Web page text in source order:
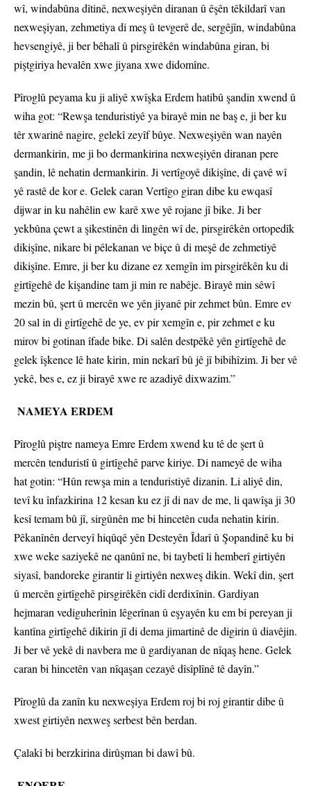
wî, windabûna dîtinê, nexweşiyên diranan û êşên têkildarî van
nexweşiyan, zehmetiya di meş û tevgerê de, sergêjîn, windabûna
hevsengiyê, ji ber bêhalî û pirsgirêkên windabûna giran, bi
piştgiriya hevalên xwe jiyana xwe didomîne.
Pîroglû peyama ku ji aliyê xwîşka Erdem hatibû şandin xwend û
wiha got: “Rewşa tenduristiyê ya birayê min ne baş e, ji ber ku
têr xwarinê nagire, gelekî zeyîf bûye. Nexweşiyên wan nayên
dermankirin, me ji bo dermankirina nexweşiyên diranan pere
şandin, lê nehatin dermankirin. Ji vertîgoyê dikişîne, di çavê wî
yê rastê de kor e. Gelek caran Vertîgo giran dibe ku ewqasî
dijwar in ku nahêlin ew karê xwe yê rojane jî bike. Ji ber
yekbûna çewt a şikestinên di lingên wî de, pirsgirêkên ortopedîk
dikişîne, nikare bi pêlekanan ve biçe û di meşê de zehmetiyê
dikişîne. Emre, ji ber ku dizane ez xemgîn im pirsgirêkên ku di
girtîgehê de kişandine tam ji min re nabêje. Birayê min sêwî
mezin bû, şert û mercên we yên jiyanê pir zehmet bûn. Emre ev
20 sal in di girtîgehê de ye, ev pir xemgîn e, pir zehmet e ku
mirov bi gotinan îfade bike. Di salên destpêkê yên girtîgehê de
gelek îşkence lê hate kirin, min nekarî bû jê jî bibihîzim. Ji ber vê
yekê, bes e, ez ji birayê xwe re azadiyê dixwazim.”
NAMEYA ERDEM
Pîroglû piştre nameya Emre Erdem xwend ku tê de şert û
mercên tenduristî û girtîgehê parve kiriye. Di nameyê de wiha
hat gotin: “Hûn rewşa min a tenduristiyê dizanin. Li aliyê din,
tevî ku înfazkirina 12 kesan ku ez jî di nav de me, li qawîşa ji 30
kesî temam bû jî, sirgûnên me bi hincetên cuda nehatin kirin.
Pêkanînên derveyî hiqûqê yên Desteyên Îdarî û Şopandinê ku bi
xwe weke saziyekê ne qanûnî ne, bi taybetî li hemberî girtiyên
siyasî, bandoreke girantir li girtiyên nexweş dikin. Wekî din, şert
û mercên girtîgehê pirsgirêkên cidî derdixînin. Gardiyan
hejmaran vediguherînin lêgerînan û eşyayên ku em bi pereyan ji
kantîna girtîgehê dikirin jî di dema jimartinê de digirin û diavêjin.
Ji ber vê yekê di navbera me û gardiyanan de nîqaş hene. Gelek
caran bi hincetên van nîqaşan cezayê dîsîplînê tê dayîn.”
Pîroglû da zanîn ku nexweşiya Erdem roj bi roj girantir dibe û
xwest girtiyên nexweş serbest bên berdan.
Çalakî bi berzkirina dirûşman bi dawî bû.